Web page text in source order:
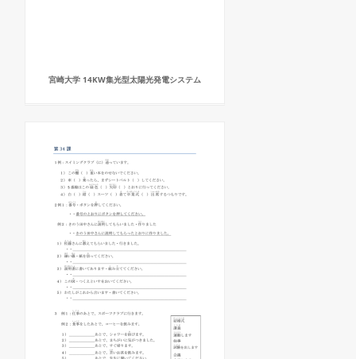
宮崎大学 14KW集光型太陽光発電システム